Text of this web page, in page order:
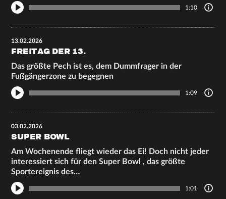
1:10
13.02.2026
FREITAG DER 13.
Das größte Pech ist es, dem Dummfrager in der
Fußgängerzone zu begegnen
1:09
03.02.2026
SUPER BOWL
Am Wochenende fliegt wieder das Ei! Doch nicht jeder
interessiert sich für den Super Bowl , das größte
Sportereignis des…
1:01